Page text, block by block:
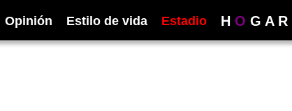
Opinión Estilo de vida Estadio H O G A R